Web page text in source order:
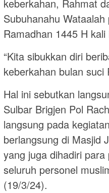
keberkahan, Rahmat
Subuhanahu
Ramadhan 1445 H kali
“Kita sibukkan diri
keberkahan bulan suci
Hal ini sebutkan
Sulbar Brigjen Pol
langsung pada
berlangsung di Masjid
yang juga dihadiri
seluruh personel
(19/3/24).